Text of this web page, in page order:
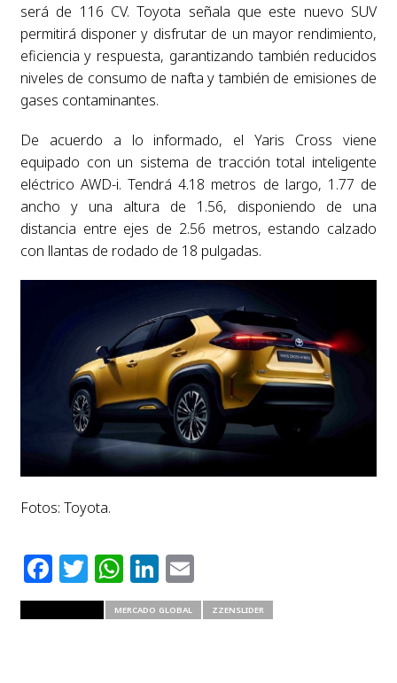
será de 116 CV. Toyota señala que este nuevo SUV
permitirá disponer y disfrutar de un mayor rendimiento,
eficiencia y respuesta, garantizando también reducidos
niveles de consumo de nafta y también de emisiones de
gases contaminantes.
De acuerdo a lo informado, el Yaris Cross viene
equipado con un sistema de tracción total inteligente
eléctrico AWD-i. Tendrá 4.18 metros de largo, 1.77 de
ancho y una altura de 1.56, disponiendo de una
distancia entre ejes de 2.56 metros, estando calzado
con llantas de rodado de 18 pulgadas.
Fotos: Toyota.
Facebook
Twitter
WhatsApp
LinkedIn
Email
MERCADO GLOBAL ZZENSLIDER